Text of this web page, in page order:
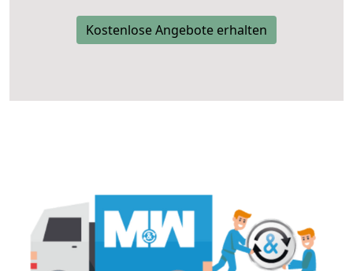
Kostenlose Angebote erhalten